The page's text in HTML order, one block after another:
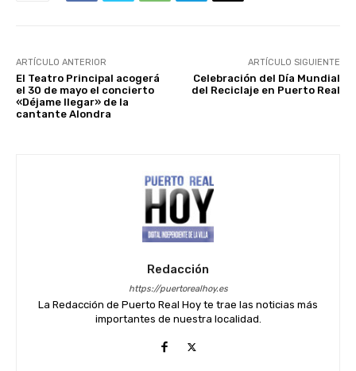
ARTÍCULO ANTERIOR
El Teatro Principal acogerá
el 30 de mayo el concierto
«Déjame llegar» de la
cantante Alondra
ARTÍCULO SIGUIENTE
Celebración del Día Mundial
del Reciclaje en Puerto Real
Redacción
https://puertorealhoy.es
La Redacción de Puerto Real Hoy te trae las noticias más
importantes de nuestra localidad.